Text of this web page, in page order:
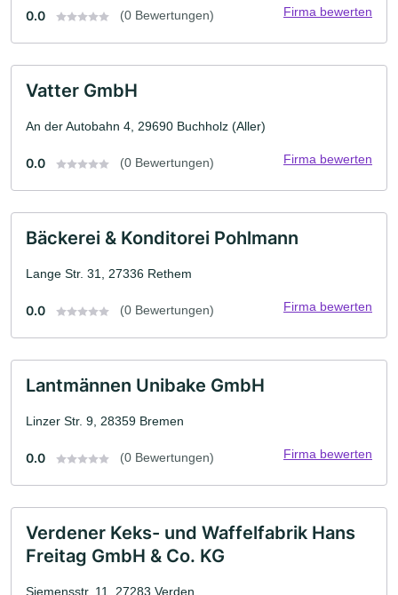
0.0 (0 Bewertungen) Firma bewerten
Vatter GmbH
An der Autobahn 4, 29690 Buchholz (Aller)
0.0 (0 Bewertungen) Firma bewerten
Bäckerei & Konditorei Pohlmann
Lange Str. 31, 27336 Rethem
0.0 (0 Bewertungen) Firma bewerten
Lantmännen Unibake GmbH
Linzer Str. 9, 28359 Bremen
0.0 (0 Bewertungen) Firma bewerten
Verdener Keks- und Waffelfabrik Hans
Freitag GmbH & Co. KG
Siemensstr. 11, 27283 Verden